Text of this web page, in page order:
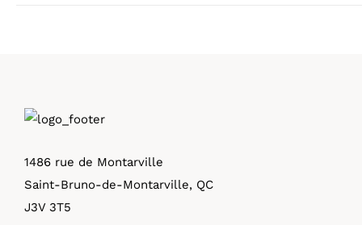
1486 rue de Montarville
Saint-Bruno-de-Montarville, QC
J3V 3T5